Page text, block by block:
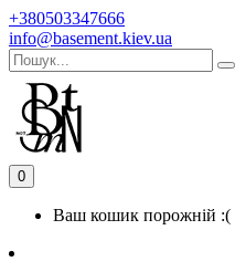
+380503347666
info@basement.kiev.ua
0
Ваш кошик порожній :(